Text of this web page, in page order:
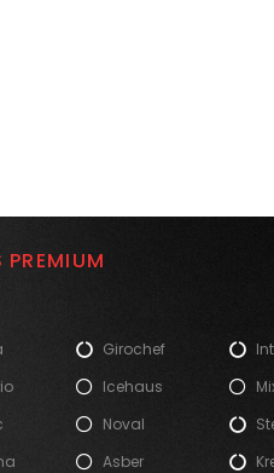
Girochef
Icehaus
Noval
Asber